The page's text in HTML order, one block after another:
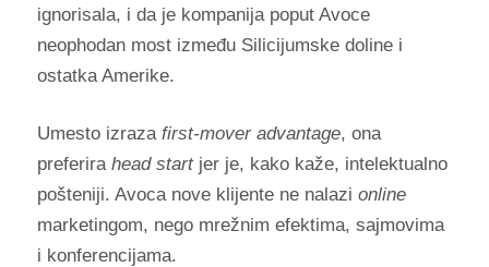
ignorisala, i da je kompanija poput Avoce
neophodan most između Silicijumske doline i
ostatka Amerike.
Umesto izraza first-mover advantage, ona
preferira head startjer je, kako kaže, intelektualno
pošteniji. Avoca nove klijente ne nalazi online
marketingom, nego mrežnim efektima, sajmovima
i konferencijama.